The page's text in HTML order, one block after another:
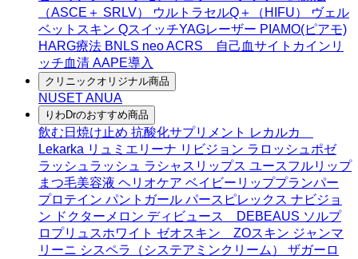
（ASCE＋ SRLV）
ウルトラセルQ＋（HIFU）
ヴェル
ベットスキン QスイッチYAGレーザー PIAMO(ピアモ)
HARG療法 BNLS neoACRS 自己血サイトカインリ
ッチ血清 AAPE導入
クリニックオリジナル商品
NUSETANUA
りわDrのおすすめ商品
飲む日焼け止め 抗酸化サプリメント レカルカ
Lekarka リュミエリーナ リビジョン ラロッシュポゼ
ラッシュラッシュ ラシャスリップス ユースフルリップ
まつ毛美容液 ヘリオケア ベイビーリッププランパー
プロテイン パントガール パースピレックス ナビジョ
ン ドクターメロン ディビュース DEBEAUS ソルプ
ロプリュスホワイト ゼオスキン ZOスキン ジャンマ
リーニ シスペラ（システアミンクリーム）
ザガーロ